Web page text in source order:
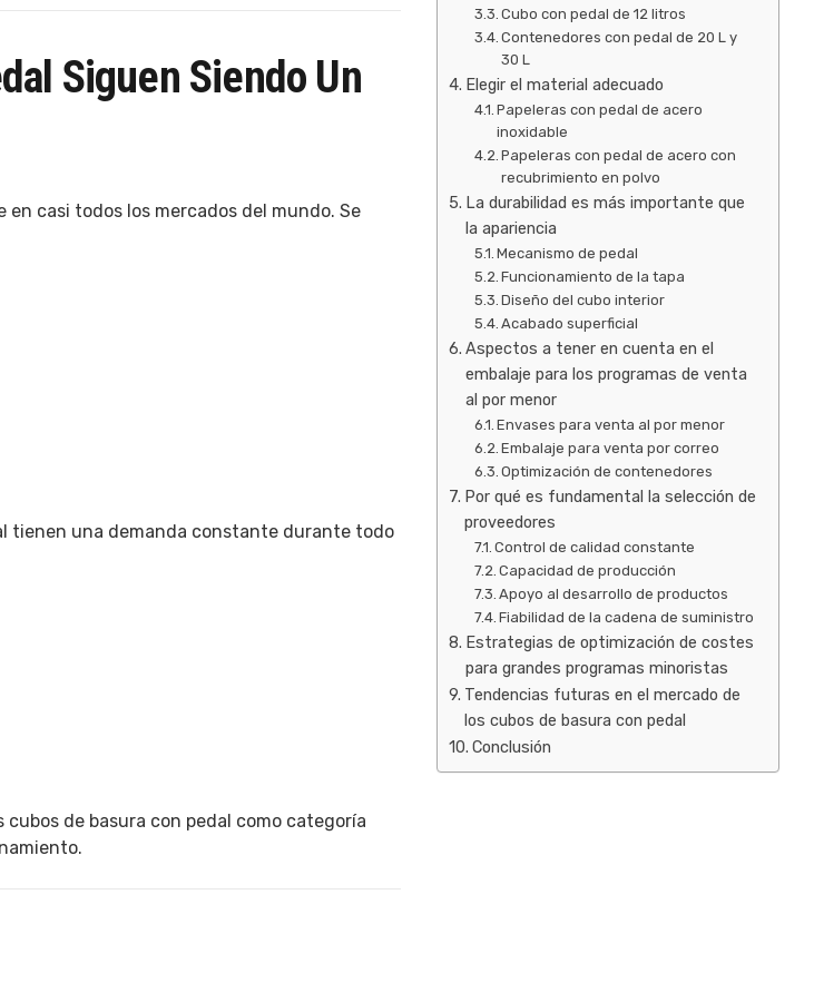
Siguen Siendo Un
casi todos los mercados del mundo. Se
tienen una demanda constante durante todo
de basura con pedal como categoría
Cubo con pedal de 12 litros
Contenedores con pedal de 20 L y
30 L
Elegir el material adecuado
Papeleras con pedal de acero
inoxidable
Papeleras con pedal de acero con
recubrimiento en polvo
La durabilidad es más importante que
la apariencia
Mecanismo de pedal
Funcionamiento de la tapa
Diseño del cubo interior
Acabado superficial
Aspectos a tener en cuenta en el
embalaje para los programas de venta
al por menor
Envases para venta al por menor
Embalaje para venta por correo
Optimización de contenedores
Por qué es fundamental la selección de
proveedores
Control de calidad constante
Capacidad de producción
Apoyo al desarrollo de productos
Fiabilidad de la cadena de suministro
Estrategias de optimización de costes
para grandes programas minoristas
Tendencias futuras en el mercado de
los cubos de basura con pedal
Conclusión